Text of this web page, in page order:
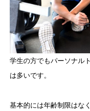
学生の方でもパーソナル
は多いです。
基本的には年齢制限はな